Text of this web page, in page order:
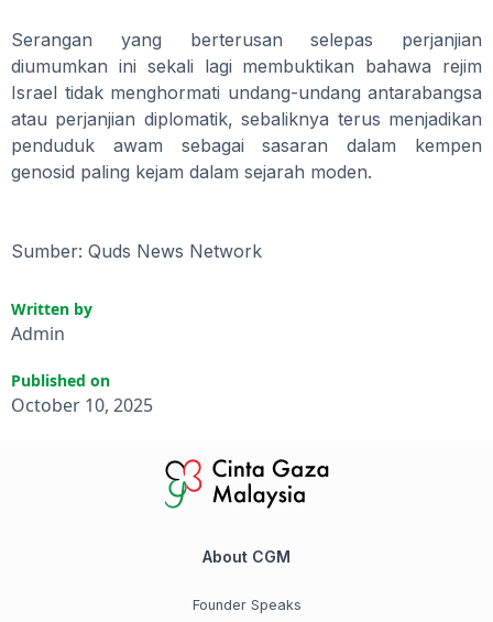
Serangan yang berterusan selepas perjanjian
diumumkan ini sekali lagi membuktikan bahawa rejim
Israel tidak menghormati undang-undang antarabangsa
atau perjanjian diplomatik, sebaliknya terus menjadikan
penduduk awam sebagai sasaran dalam kempen
genosid paling kejam dalam sejarah moden.
Sumber: Quds News Network
Written by
Admin
Published on
October 10, 2025
About CGM
Founder Speaks